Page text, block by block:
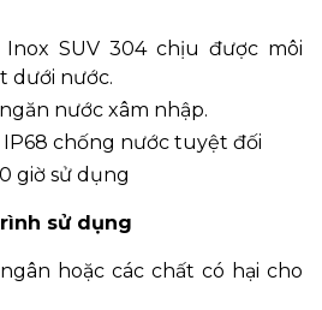
SUV 304 chịu được môi
dưới nước.
nước xâm nhập.
chống nước tuyệt đối
giờ sử dụng
sử dụng
hoặc các chất có hại cho